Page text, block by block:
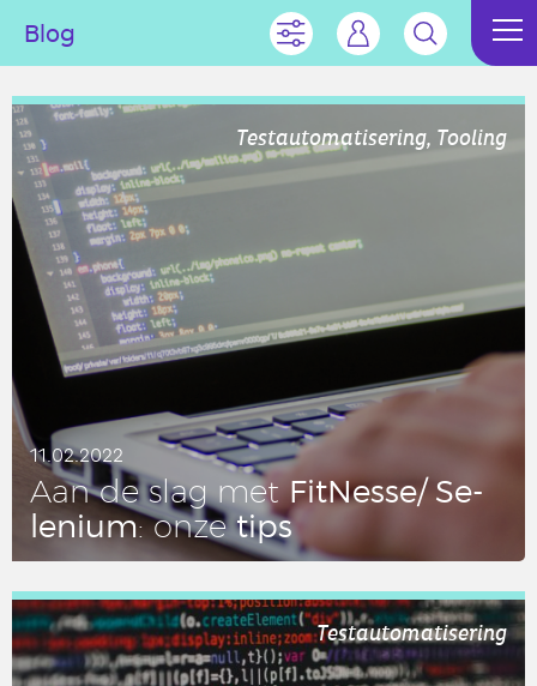
Blog
Testautomatisering, Tooling
11.02.2022
Aan de slag metFit­Nes­se/ Se­
le­ni­um: onzetips
LEES DIT ARTIKEL
Testautomatisering